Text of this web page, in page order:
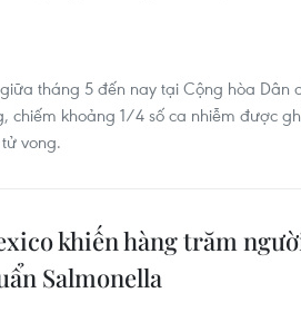
tháng 5 đến nay tại Cộng hòa Dân
chiếm khoảng 1/4 số ca nhiễm được
vong.
khiến hàng trăm
Salmonella